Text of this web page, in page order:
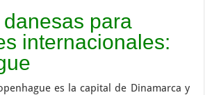
para
internacionales:
es la capital de Dinamarca y